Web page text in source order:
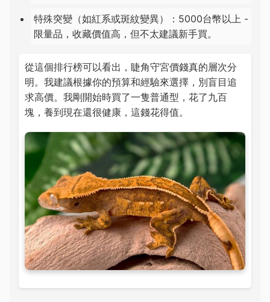
特殊突變（如紅系或斑紋變異）：5000台幣以上 -
限量品，收藏價值高，但不太建議新手買。
從這個排行榜可以看出，睫角守宮價錢真的層次分
明。我建議根據你的預算和經驗來選擇，別盲目追
求高價。我剛開始時買了一隻普通型，花了九百
塊，養到現在還很健康，這錢花得值。